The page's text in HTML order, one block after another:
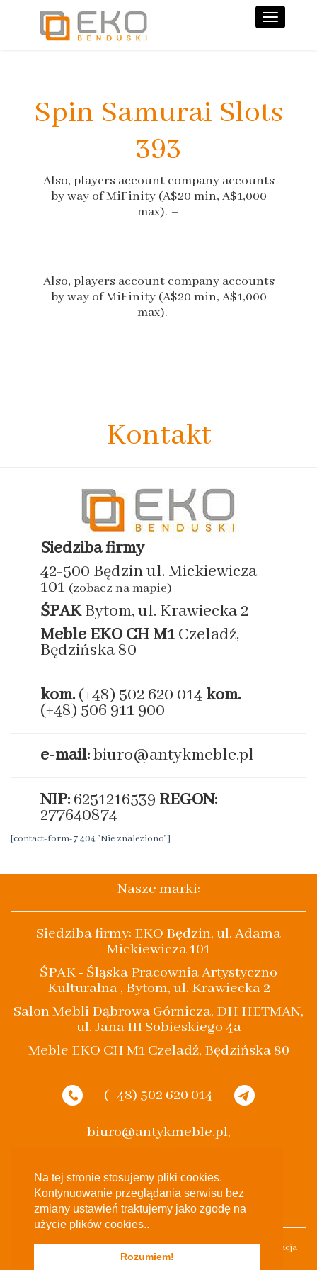
Na tej stronie stosujemy pliki cookies.
Kontynuowanie przeglądania serwisu bez
zmiany ustawień traktujemy jako zgodę na
użycie plików cookies..
Rozumiem!
Spin Samurai Slots
393
Also, players account company accounts
by way of MiFinity (A$20 min, A$1,000
max). –
Also, players account company accounts
by way of MiFinity (A$20 min, A$1,000
max). –
Kontakt
Siedziba firmy
42-500 Będzin ul. Mickiewicza
101 (zobacz na mapie)
ŚPAKBytom, ul. Krawiecka 2
Meble EKO CH M1Czeladź,
Będzińska 80
kom. (+48) 502 620 014 kom.
(+48) 506 911 900
e-mail:biuro@antykmeble.pl
NIP: 6251216539 REGON:
277640874
[contact-form-7 404 "Nie znaleziono"]
Nasze marki:
Siedziba firmy: EKO Będzin, ul. Adama
Mickiewicza 101
ŚPAK - Śląska Pracownia Artystyczno
Kulturalna , Bytom, ul. Krawiecka 2
Salon Mebli Dąbrowa Górnicza, DH HETMAN,
ul. Jana III Sobieskiego 4a
Meble EKO CH M1 Czeladź, Będzińska 80
(+48) 502 620 014
biuro@antykmeble.pl,
spak.bytom@gmail.com
Stylowe Eko 2017 Wszelkie Prawa Zastrzeżone Projekt & Realizacja